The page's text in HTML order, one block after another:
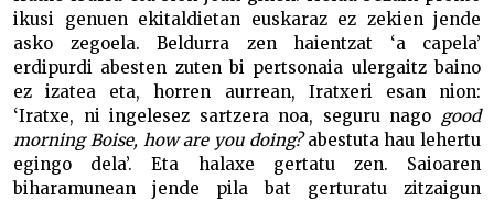
ikusi genuen ekitaldietan euskaraz ez zekien jende
asko zegoela. Beldurra zen haientzat ‘a capela’
erdipurdi abesten zuten bi pertsonaia ulergaitz baino
ez izatea eta, horren aurrean, Iratxeri esan nion:
‘Iratxe, ni ingelesez sartzera noa, seguru nago good
morning Boise, how are you doing?abestuta hau lehertu
egingo dela’. Eta halaxe gertatu zen. Saioaren
biharamunean jende pila bat gerturatu zitzaigun